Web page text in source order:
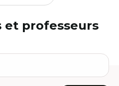
et professeurs